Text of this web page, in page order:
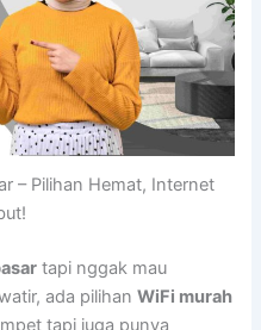
– Pilihan Hemat, Internet
tapi nggak mau
ada pilihanWiFi murah
tapi juga punya